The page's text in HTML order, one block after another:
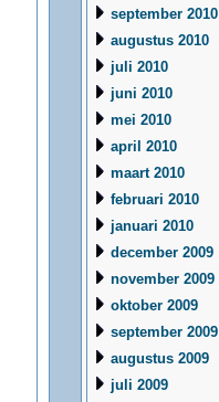
september 2010
augustus 2010
juli 2010
juni 2010
mei 2010
april 2010
maart 2010
februari 2010
januari 2010
december 2009
november 2009
oktober 2009
september 2009
augustus 2009
juli 2009